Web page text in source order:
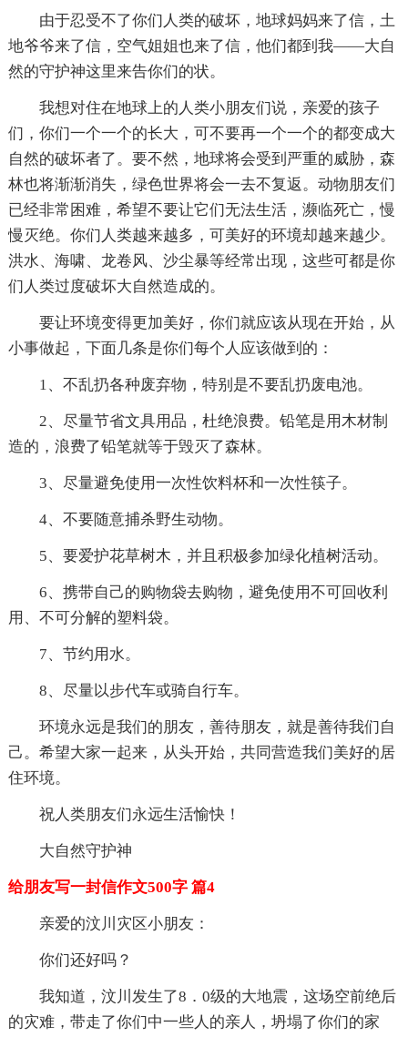
由于忍受不了你们人类的破坏，地球妈妈来了信，土
地爷爷来了信，空气姐姐也来了信，他们都到我——大自
然的守护神这里来告你们的状。
我想对住在地球上的人类小朋友们说，亲爱的孩子
们，你们一个一个的长大，可不要再一个一个的都变成大
自然的破坏者了。要不然，地球将会受到严重的威胁，森
林也将渐渐消失，绿色世界将会一去不复返。动物朋友们
已经非常困难，希望不要让它们无法生活，濒临死亡，慢
慢灭绝。你们人类越来越多，可美好的环境却越来越少。
洪水、海啸、龙卷风、沙尘暴等经常出现，这些可都是你
们人类过度破坏大自然造成的。
要让环境变得更加美好，你们就应该从现在开始，从
小事做起，下面几条是你们每个人应该做到的：
1、不乱扔各种废弃物，特别是不要乱扔废电池。
2、尽量节省文具用品，杜绝浪费。铅笔是用木材制
造的，浪费了铅笔就等于毁灭了森林。
3、尽量避免使用一次性饮料杯和一次性筷子。
4、不要随意捕杀野生动物。
5、要爱护花草树木，并且积极参加绿化植树活动。
6、携带自己的购物袋去购物，避免使用不可回收利
用、不可分解的塑料袋。
7、节约用水。
8、尽量以步代车或骑自行车。
环境永远是我们的朋友，善待朋友，就是善待我们自
己。希望大家一起来，从头开始，共同营造我们美好的居
住环境。
祝人类朋友们永远生活愉快！
大自然守护神
给朋友写一封信作文500字 篇4
亲爱的汶川灾区小朋友：
你们还好吗？
我知道，汶川发生了8．0级的大地震，这场空前绝后
的灾难，带走了你们中一些人的亲人，坍塌了你们的家